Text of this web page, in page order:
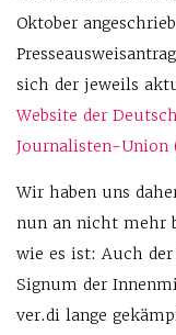
Oktober
sich der jeweils
Website der
Journalisten-Union
Wir haben uns
nun an nicht mehr
wie es ist: Auch der
Signum der
ver.di lange